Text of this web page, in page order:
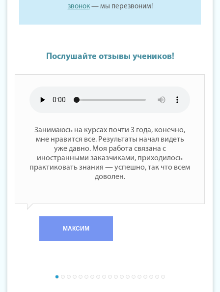
звонок— мы перезвоним!
Послушайте отзывы учеников!
Занимаюсь на курсах почти 3 года, конечно,
мне нравится все. Результаты начал видеть
уже давно. Моя работа связана с
иностранными заказчиками, приходилось
практиковать знания — успешно, так что всем
доволен.
МАКСИМ